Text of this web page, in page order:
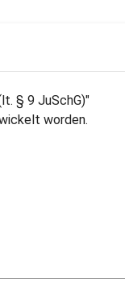
§ 9 JuSchG)"
worden.